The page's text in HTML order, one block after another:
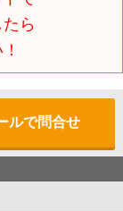
ら
ルで問合せ